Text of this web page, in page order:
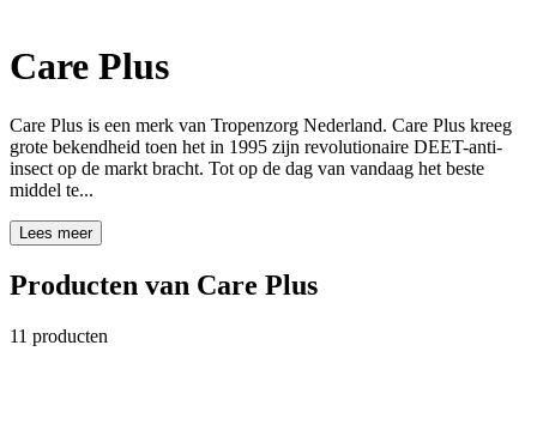
Care Plus
Care Plus is een merk van Tropenzorg Nederland. Care Plus kreeg
grote bekendheid toen het in 1995 zijn revolutionaire DEET-anti-
insect op de markt bracht. Tot op de dag van vandaag het beste
middel te...
Lees meer
Producten van Care Plus
11 producten